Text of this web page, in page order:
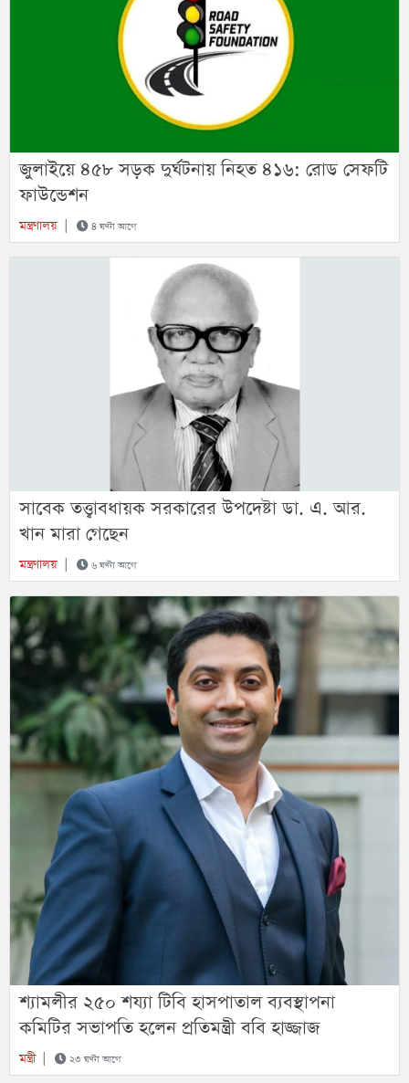
জুলাইয়ে ৪৫৮ সড়ক দুর্ঘটনায় নিহত ৪১৬: রোড সেফটি
ফাউন্ডেশন
মন্ত্রণালয় ৪ ঘণ্টা আগে
সাবেক তত্ত্বাবধায়ক সরকারের উপদেষ্টা ডা. এ. আর.
খান মারা গেছেন
মন্ত্রণালয় ৬ ঘণ্টা আগে
শ্যামলীর ২৫০ শয্যা টিবি হাসপাতাল ব্যবস্থাপনা
কমিটির সভাপতি হলেন প্রতিমন্ত্রী ববি হাজ্জাজ
মন্ত্রী| ২৩ ঘণ্টা আগে